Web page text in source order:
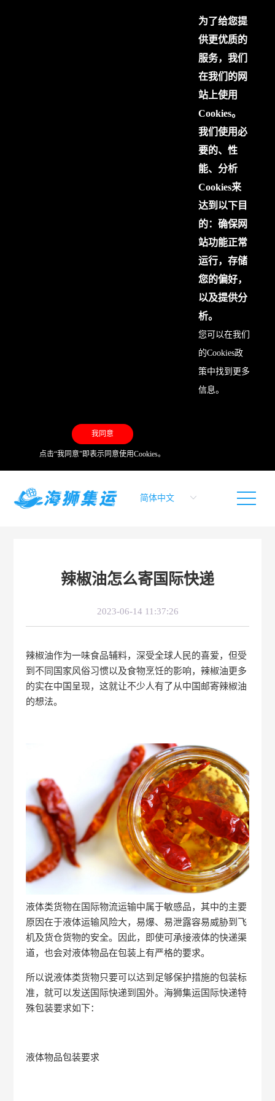
为了给您提
供更优质的
服务，我们
在我们的网
站上使用
Cookies。
我们使用必
要的、性
能、分析
Cookies来
达到以下目
的：确保网
站功能正常
运行，存储
您的偏好，
以及提供分
析。
您可以在我们
的Cookies政
策中找到更多
信息。
我同意
点击“我同意”即表示同意使用Cookies。
辣椒油怎么寄国际快递
2023-06-14 11:37:26
辣椒油作为一味食品辅料，深受全球人民的喜爱，但受
到不同国家风俗习惯以及食物烹饪的影响，辣椒油更多
的实在中国呈现，这就让不少人有了从中国邮寄辣椒油
的想法。
液体类货物在国际物流运输中属于敏感品，其中的主要
原因在于液体运输风险大，易爆、易泄露容易威胁到飞
机及货仓货物的安全。因此，即使可承接液体的快递渠
道，也会对液体物品在包装上有严格的要求。
所以说液体类货物只要可以达到足够保护措施的包装标
准，就可以发送国际快递到国外。海狮集运国际快递特
殊包装要求如下：
液体物品包装要求